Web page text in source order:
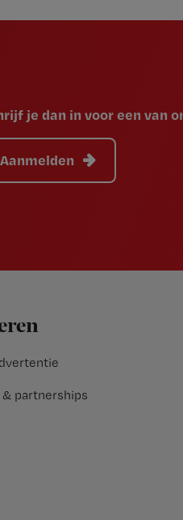
je dan in voor een van
Aanmelden
partnerships